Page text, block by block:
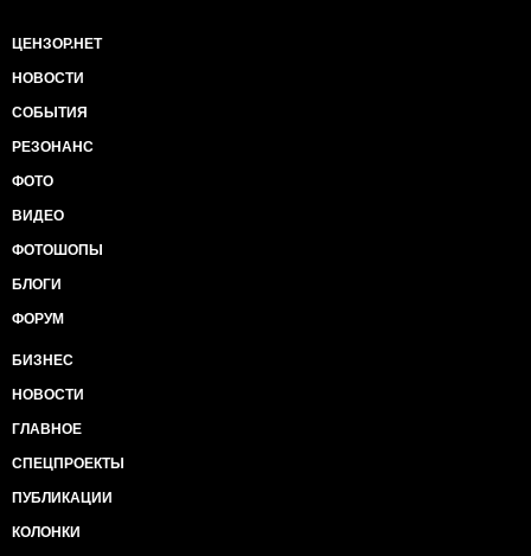
ЦЕНЗОР.НЕТ
НОВОСТИ
СОБЫТИЯ
РЕЗОНАНС
ФОТО
ВИДЕО
ФОТОШОПЫ
БЛОГИ
ФОРУМ
БИЗНЕС
НОВОСТИ
ГЛАВНОЕ
СПЕЦПРОЕКТЫ
ПУБЛИКАЦИИ
КОЛОНКИ